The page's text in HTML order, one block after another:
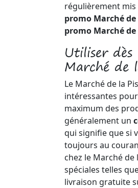
régulièrement
promo Marché
promo Marché
Utiliser
Marché de
Le Marché de la
intéressantes
maximum des
généralement un
qui signifie que si
toujours au
chez le Marché
spéciales telles
livraison gratuite